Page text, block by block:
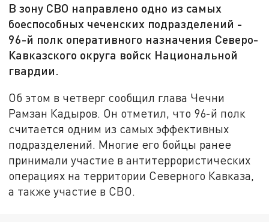
В зону СВО направлено одно из самых
боеспособных чеченских подразделений -
96-й полк оперативного назначения Северо-
Кавказского округа войск Национальной
гвардии.
Об этом в четверг сообщил глава Чечни
Рамзан Кадыров. Он отметил, что 96-й полк
считается одним из самых эффективных
подразделений. Многие его бойцы ранее
принимали участие в антитеррористических
операциях на территории Северного Кавказа,
а также участие в СВО.